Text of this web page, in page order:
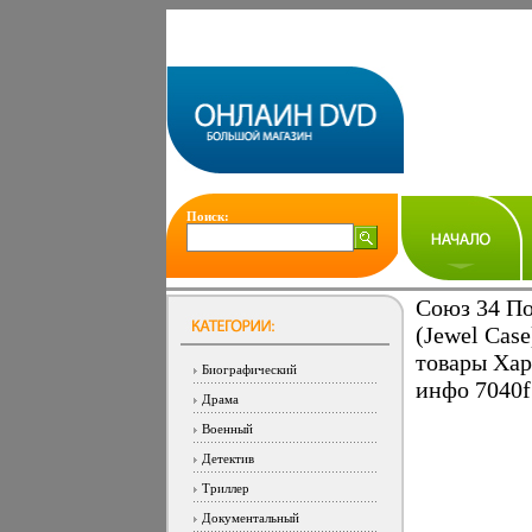
Поиск:
Биографический
Драма
Военный
Детектив
Триллер
Документальный
Союз 34
(Jewel
товары
инфо